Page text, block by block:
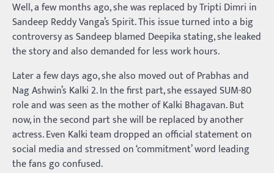
Well, a few months ago, she was replaced by Tripti Dimri in
Sandeep Reddy Vanga’s Spirit. This issue turned into a big
controversy as Sandeep blamed Deepika stating, she leaked
the story and also demanded for less work hours.
Later a few days ago, she also moved out of Prabhas and
Nag Ashwin’s Kalki 2. In the first part, she essayed SUM-80
role and was seen as the mother of Kalki Bhagavan. But
now, in the second part she will be replaced by another
actress. Even Kalki team dropped an official statement on
social media and stressed on ‘commitment’ word leading
the fans go confused.